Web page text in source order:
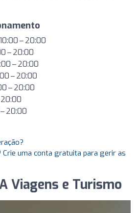
– 20:00
– 20:00
– 20:00
– 20:00
– 20:00
20:00
20:00
Crie uma conta gratuita para gerir as
Viagens e Turismo